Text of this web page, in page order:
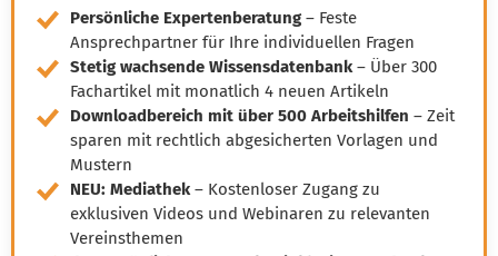
Persönliche Expertenberatung– Feste
Ansprechpartner für Ihre individuellen Fragen
Stetig wachsende Wissensdatenbank– Über 300
Fachartikel mit monatlich 4 neuen Artikeln
Downloadbereich mit über 500 Arbeitshilfen – Zeit
sparen mit rechtlich abgesicherten Vorlagen und
Mustern
NEU: Mediathek– Kostenloser Zugang zu
exklusiven Videos und Webinaren zu relevanten
Vereinsthemen